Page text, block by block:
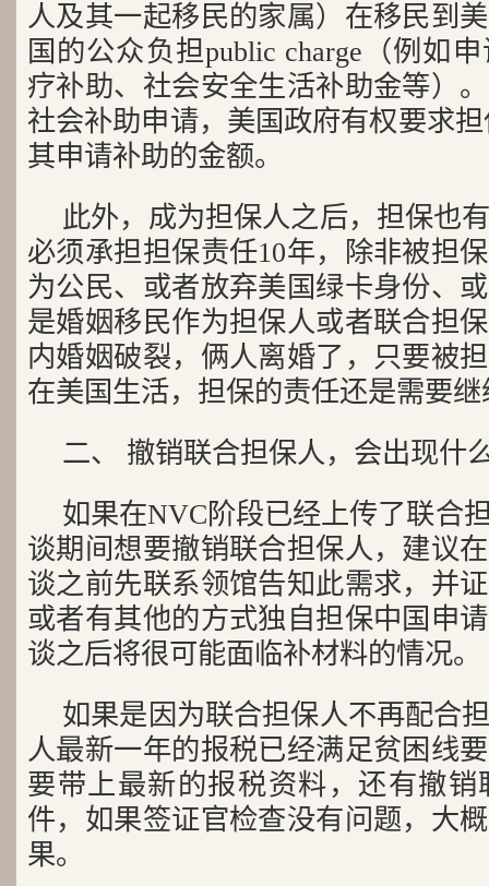
人及其一起移民的家属）在移民到
国的公众负担public charge（例如
疗补助、社会安全生活补助金等）
社会补助申请，美国政府有权要求
其申请补助的金额。
此外，成为担保人之后，担保也
必须承担担保责任10年，除非被担
为公民、或者放弃美国绿卡身份、
是婚姻移民作为担保人或者联合担
内婚姻破裂，俩人离婚了，只要被
在美国生活，担保的责任还是需要
二、 撤销联合担保人，会出现什
如果在NVC阶段已经上传了联合
谈期间想要撤销联合担保人，建议
谈之前先联系领馆告知此需求，并
或者有其他的方式独自担保中国申
谈之后将很可能面临补材料的情况。
如果是因为联合担保人不再配合
人最新一年的报税已经满足贫困线
要带上最新的报税资料，还有撤
件，如果签证官检查没有问题，大
果。